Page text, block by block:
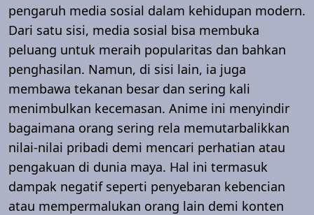
pengaruh media sosial dalam kehidupan modern.
Dari satu sisi, media sosial bisa membuka
peluang untuk meraih popularitas dan bahkan
penghasilan. Namun, di sisi lain, ia juga
membawa tekanan besar dan sering kali
menimbulkan kecemasan. Anime ini menyindir
bagaimana orang sering rela memutarbalikkan
nilai-nilai pribadi demi mencari perhatian atau
pengakuan di dunia maya. Hal ini termasuk
dampak negatif seperti penyebaran kebencian
atau mempermalukan orang lain demi konten